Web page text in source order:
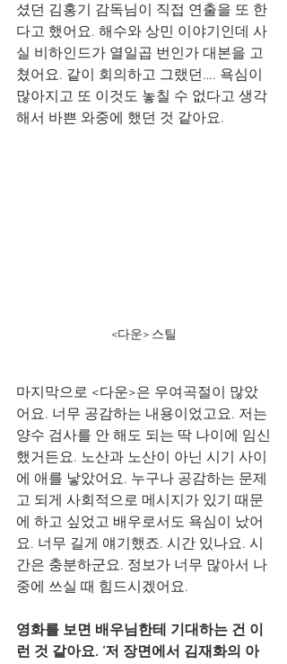
셨던 김홍기 감독님이 직접 연출을 또 한
다고 했어요. 해수와 상민 이야기인데 사
실 비하인드가 열일곱 번인가 대본을 고
쳤어요. 같이 회의하고 그랬던…. 욕심이
많아지고 또 이것도 놓칠 수 없다고 생각
해서 바쁜 와중에 했던 것 같아요.
<다운> 스틸
마지막으로 <다운>은 우여곡절이 많았
어요. 너무 공감하는 내용이었고요. 저는
양수 검사를 안 해도 되는 딱 나이에 임신
했거든요. 노산과 노산이 아닌 시기 사이
에 애를 낳았어요. 누구나 공감하는 문제
고 되게 사회적으로 메시지가 있기 때문
에 하고 싶었고 배우로서도 욕심이 났어
요. 너무 길게 얘기했죠. 시간 있나요. 시
간은 충분하군요. 정보가 너무 많아서 나
중에 쓰실 때 힘드시겠어요.
영화를 보면 배우님한테 기대하는 건 이
런 것 같아요. ‘저 장면에서 김재화의 아